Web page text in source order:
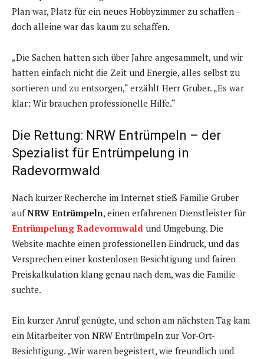
Plan war, Platz für ein neues Hobbyzimmer zu schaffen –
doch alleine war das kaum zu schaffen.
„Die Sachen hatten sich über Jahre angesammelt, und wir
hatten einfach nicht die Zeit und Energie, alles selbst zu
sortieren und zu entsorgen,“ erzählt Herr Gruber. „Es war
klar: Wir brauchen professionelle Hilfe.“
Die Rettung: NRW Entrümpeln – der
Spezialist für Entrümpelung in
Radevormwald
Nach kurzer Recherche im Internet stieß Familie Gruber
aufNRW Entrümpeln, einen erfahrenen Dienstleister für
Entrümpelung Radevormwald und Umgebung. Die
Website machte einen professionellen Eindruck, und das
Versprechen einer kostenlosen Besichtigung und fairen
Preiskalkulation klang genau nach dem, was die Familie
suchte.
Ein kurzer Anruf genügte, und schon am nächsten Tag kam
ein Mitarbeiter von NRW Entrümpeln zur Vor-Ort-
Besichtigung. „Wir waren begeistert, wie freundlich und